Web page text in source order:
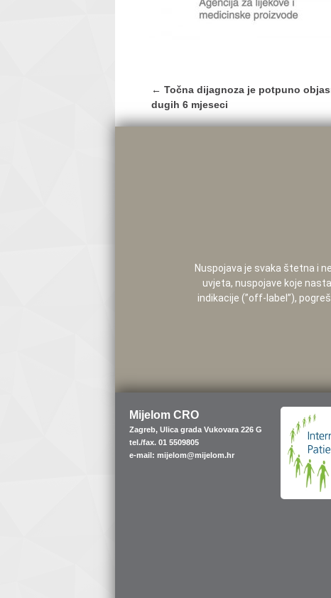
Post
navigation
← Točna dijagnoza je potpuno
dugih 6 mjeseci
Nuspojava je svaka štetna i
uvjeta, nuspojave koje
indikacije (”off-label”),
Mijelom CRO
Zagreb, Ulica grada Vukovara 226 G
tel./fax. 01 5509805
e-mail: mijelom@mijelom.hr